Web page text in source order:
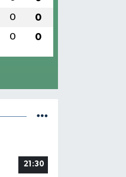
0 0
0 0
21:30